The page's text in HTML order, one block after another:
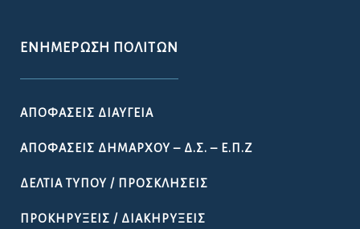
ΕΝΗΜΈΡΩΣΗ ΠΟΛΙΤΏΝ
ΑΠΟΦΆΣΕΙΣ ΔΙΑΎΓΕΙΑ
ΑΠΟΦΆΣΕΙΣ ΔΗΜΆΡΧΟΥ – Δ.Σ. – Ε.Π.Ζ
ΔΕΛΤΊΑ ΤΎΠΟΥ / ΠΡΟΣΚΛΉΣΕΙΣ
ΠΡΟΚΗΡΎΞΕΙΣ / ΔΙΑΚΗΡΎΞΕΙΣ